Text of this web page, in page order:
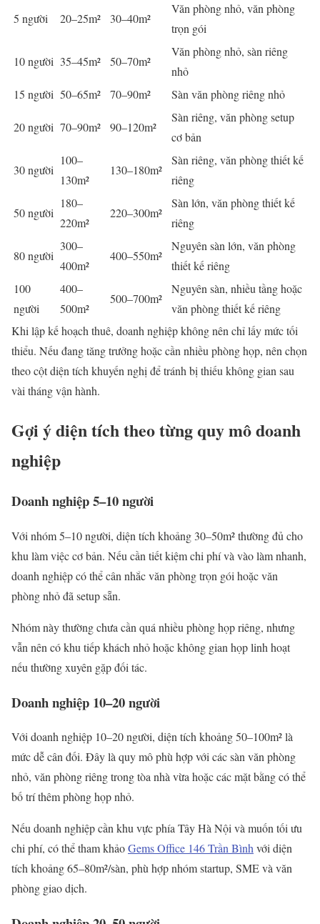
5 người 20–25m² 30–40m²
Văn phòng nhỏ, văn phòng
trọn gói
10 người 35–45m² 50–70m²
Văn phòng nhỏ, sàn riêng
nhỏ
15 người 50–65m² 70–90m² Sàn văn phòng riêng nhỏ
20 người 70–90m² 90–120m²
Sàn riêng, văn phòng setup
cơ bản
30 người
100–
130m²
130–180m²
Sàn riêng, văn phòng thiết kế
riêng
50 người
180–
220m²
220–300m²
Sàn lớn, văn phòng thiết kế
riêng
80 người
300–
400m²
400–550m²
Nguyên sàn lớn, văn phòng
thiết kế riêng
100
người
400–
500m²
500–700m²
Nguyên sàn, nhiều tầng hoặc
văn phòng thiết kế riêng
Khi lập kế hoạch thuê, doanh nghiệp không nên chỉ lấy mức tối
thiểu. Nếu đang tăng trưởng hoặc cần nhiều phòng họp, nên chọn
theo cột diện tích khuyến nghị để tránh bị thiếu không gian sau
vài tháng vận hành.
Gợi ý diện tích theo từng quy mô doanh
nghiệp
Doanh nghiệp 5–10 người
Với nhóm 5–10 người, diện tích khoảng 30–50m² thường đủ cho
khu làm việc cơ bản. Nếu cần tiết kiệm chi phí và vào làm nhanh,
doanh nghiệp có thể cân nhắc văn phòng trọn gói hoặc văn
phòng nhỏ đã setup sẵn.
Nhóm này thường chưa cần quá nhiều phòng họp riêng, nhưng
vẫn nên có khu tiếp khách nhỏ hoặc không gian họp linh hoạt
nếu thường xuyên gặp đối tác.
Doanh nghiệp 10–20 người
Với doanh nghiệp 10–20 người, diện tích khoảng 50–100m² là
mức dễ cân đối. Đây là quy mô phù hợp với các sàn văn phòng
nhỏ, văn phòng riêng trong tòa nhà vừa hoặc các mặt bằng có thể
bố trí thêm phòng họp nhỏ.
Nếu doanh nghiệp cần khu vực phía Tây Hà Nội và muốn tối ưu
chi phí, có thể tham khảoGems Office 146 Trần Bìnhvới diện
tích khoảng 65–80m²/sàn, phù hợp nhóm startup, SME và văn
phòng giao dịch.